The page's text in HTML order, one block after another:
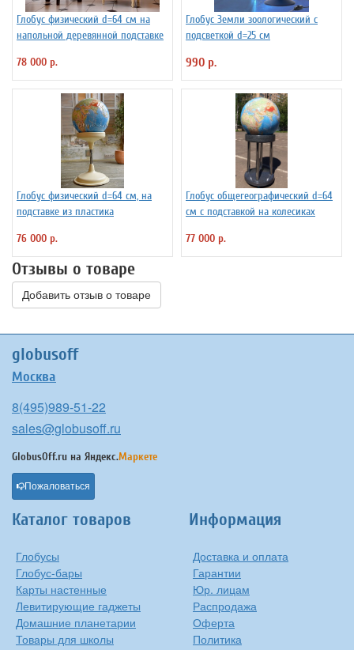
Глобус физический d=64 см на
напольной деревянной подставке
78 000 р.
Глобус Земли зоологический с
подсветкой d=25 см
990 р.
Глобус физический d=64 см, на
подставке из пластика
76 000 р.
Глобус общегеографический d=64
см с подставкой на колесиках
77 000 р.
Отзывы о товаре
Добавить отзыв о товаре
globusoff
Москва
8(495)989-51-22
sales@globusoff.ru
GlobusOff.ru на Яндекс.Маркете
Пожаловаться
Каталог товаров
Глобусы
Глобус-бары
Карты настенные
Левитирующие гаджеты
Домашние планетарии
Товары для школы
Информация
Доставка и оплата
Гарантии
Юр. лицам
Распродажа
Оферта
Политика